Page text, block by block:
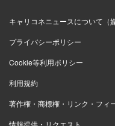
キャリコネニュースについて（
プライバシーポリシー
Cookie等利用ポリシー
利用規約
著作権・商標権・リンク・フィ
情報提供・リクエスト